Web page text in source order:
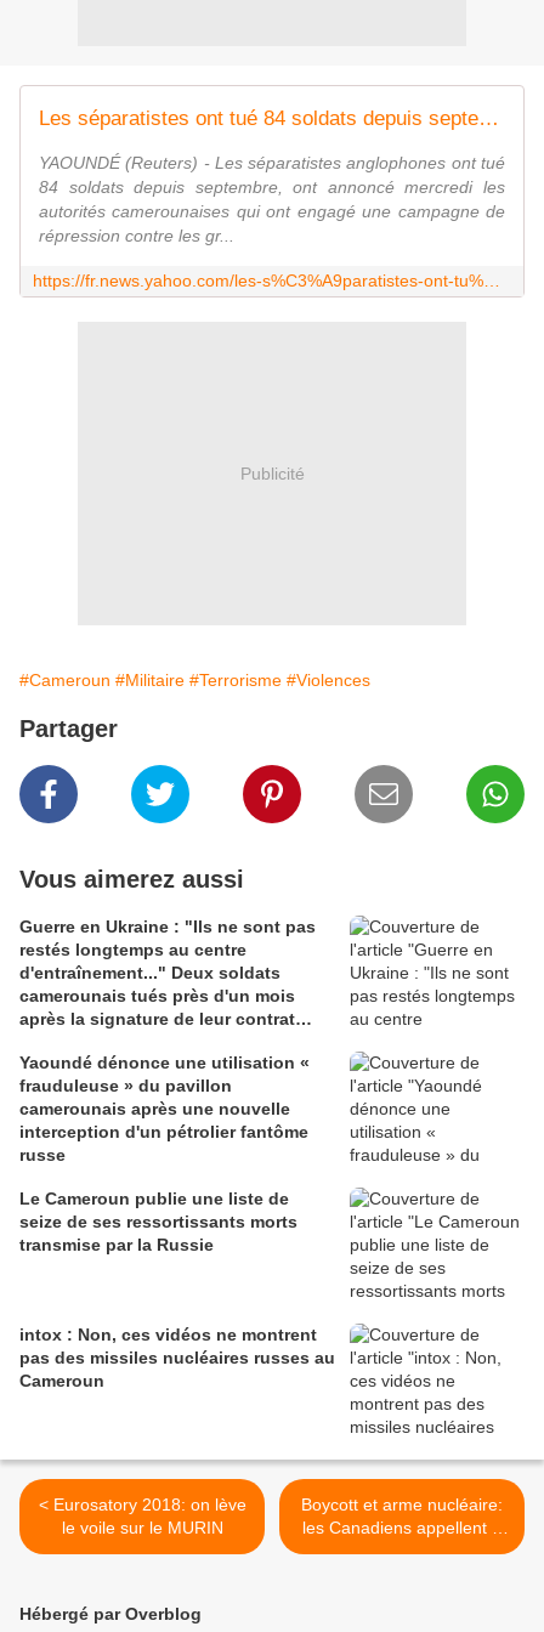
Les séparatistes ont tué 84 soldats depuis septembre, selon les autorités camerounaises
YAOUNDÉ (Reuters) - Les séparatistes anglophones ont tué
84 soldats depuis septembre, ont annoncé mercredi les
autorités camerounaises qui ont engagé une campagne de
répression contre les gr...
Publicité
#Cameroun #Militaire #Terrorisme #Violences
Partager
Vous aimerez aussi
Guerre en Ukraine : "Ils ne sont pas
restés longtemps au centre
d'entraînement..." Deux soldats
camerounais tués près d'un mois
après la signature de leur contrat
Yaoundé dénonce une utilisation «
frauduleuse » du pavillon
camerounais après une nouvelle
interception d'un pétrolier fantôme
russe
Le Cameroun publie une liste de
seize de ses ressortissants morts
transmise par la Russie
intox : Non, ces vidéos ne montrent
pas des missiles nucléaires russes au
Cameroun
< Eurosatory 2018: on lève
le voile sur le MURIN
Boycott et arme nucléaire:
les Canadiens appellent à
muscler le jeu face à Trump
Hébergé par Overblog